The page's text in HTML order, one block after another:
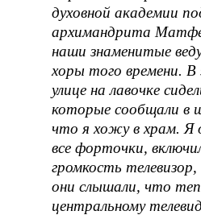
духовной академии
архимандрита
наши знаменитые
хоры того времени. В
улице на лавочке
которые сообщали в
что я хожу в храм. Я
все форточки,
громкость
они слышали, что
центральному